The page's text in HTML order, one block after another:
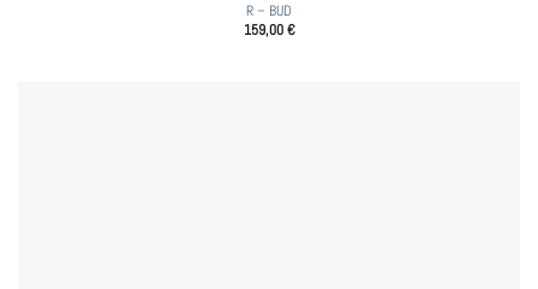
R – BUD
159,00€